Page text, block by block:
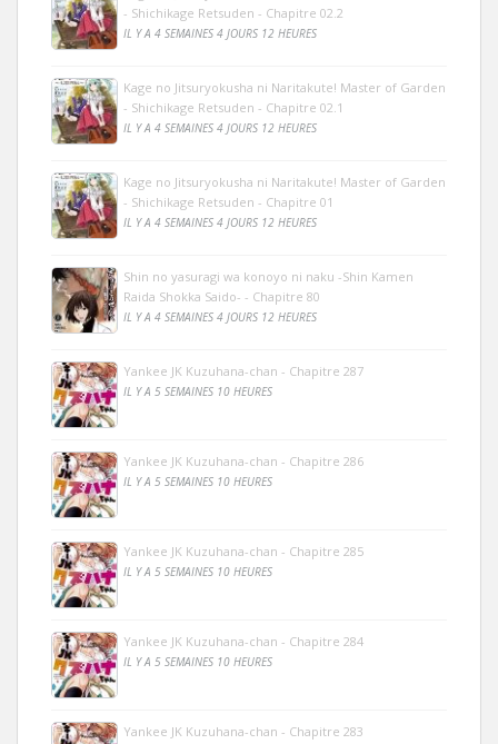
- Shichikage Retsuden - Chapitre 02.2
IL Y A 4 SEMAINES 4 JOURS 12 HEURES
Kage no Jitsuryokusha ni Naritakute! Master of Garden
- Shichikage Retsuden - Chapitre 02.1
IL Y A 4 SEMAINES 4 JOURS 12 HEURES
Kage no Jitsuryokusha ni Naritakute! Master of Garden
- Shichikage Retsuden - Chapitre 01
IL Y A 4 SEMAINES 4 JOURS 12 HEURES
Shin no yasuragi wa konoyo ni naku -Shin Kamen
Raida Shokka Saido- - Chapitre 80
IL Y A 4 SEMAINES 4 JOURS 12 HEURES
Yankee JK Kuzuhana-chan - Chapitre 287
IL Y A 5 SEMAINES 10 HEURES
Yankee JK Kuzuhana-chan - Chapitre 286
IL Y A 5 SEMAINES 10 HEURES
Yankee JK Kuzuhana-chan - Chapitre 285
IL Y A 5 SEMAINES 10 HEURES
Yankee JK Kuzuhana-chan - Chapitre 284
IL Y A 5 SEMAINES 10 HEURES
Yankee JK Kuzuhana-chan - Chapitre 283